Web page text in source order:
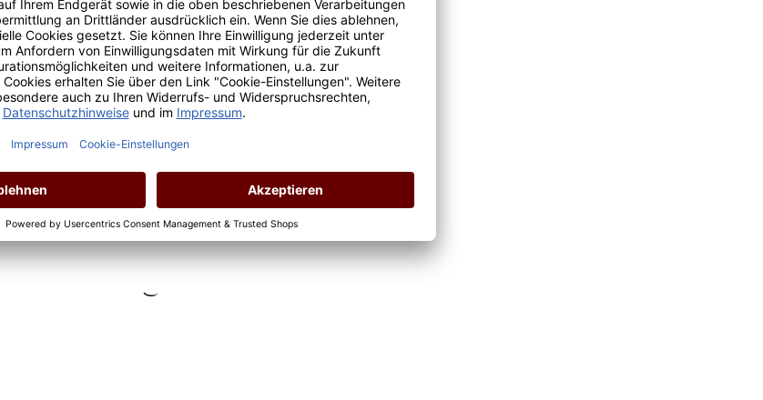
Regulärer Preis:
28,00 €
Preise inkl. MwSt. zzgl. Versandkosten
*Preis inkl. MwSt., ggf. zzgl. Versandkosten
Allergenhinweis: enthält Sulfite
In den Warenkorb